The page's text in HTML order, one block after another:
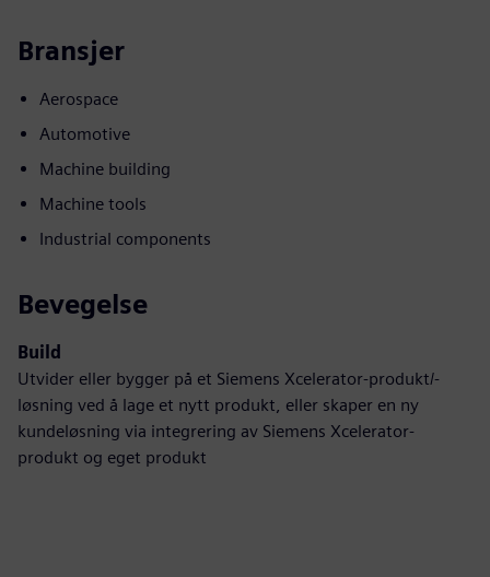
Bransjer
Aerospace
Automotive
Machine building
Machine tools
Industrial components
Bevegelse
Build
Utvider eller bygger på et Siemens Xcelerator-produkt/-
løsning ved å lage et nytt produkt, eller skaper en ny
kundeløsning via integrering av Siemens Xcelerator-
produkt og eget produkt